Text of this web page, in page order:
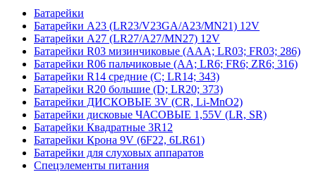
Батарейки
Батарейки A23 (LR23/V23GA/A23/MN21) 12V
Батарейки A27 (LR27/A27/MN27) 12V
Батарейки R03 мизинчиковые (AAA; LR03; FR03; 286)
Батарейки R06 пальчиковые (AA; LR6; FR6; ZR6; 316)
Батарейки R14 средние (C; LR14; 343)
Батарейки R20 большие (D; LR20; 373)
Батарейки ДИСКОВЫЕ 3V (CR, Li-MnO2)
Батарейки дисковые ЧАСОВЫЕ 1,55V (LR, SR)
Батарейки Квадратные 3R12
Батарейки Крона 9V (6F22, 6LR61)
Батарейки для слуховых аппаратов
Спецэлементы питания